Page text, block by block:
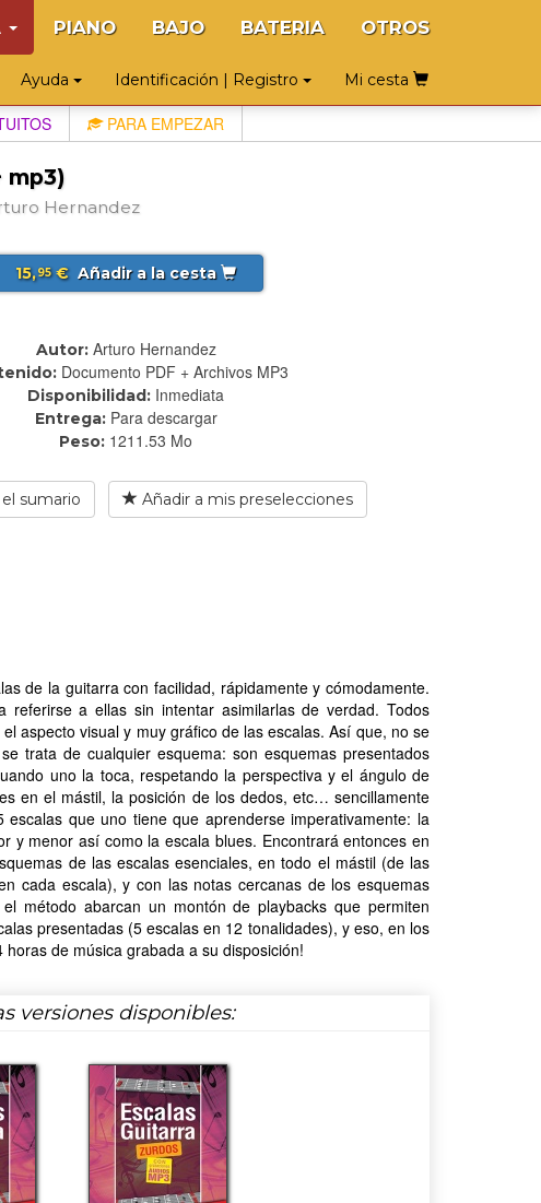
PIANO BAJO BATERIA OTROS
Ayuda Identificación | Registro Mi cesta
PARA EMPEZAR
mp3)
Hernandez
15,95€ Añadir a la cesta
Autor: Arturo Hernandez
Documento PDF + Archivos MP3
Disponibilidad: Inmediata
Entrega: Para descargar
Peso: 1211.53 Mo
sumario Añadir a mis preselecciones
de la guitarra con facilidad, rápidamente y cómodamente.
referirse a ellas sin intentar asimilarlas de verdad. Todos
aspecto visual y muy gráfico de las escalas. Así que, no se
trata de cualquier esquema: son esquemas presentados
uno la toca, respetando la perspectiva y el ángulo de
en el mástil, la posición de los dedos, etc… sencillamente
que uno tiene que aprenderse imperativamente: la
y menor así como la escala blues. Encontrará entonces en
de las escalas esenciales, en todo el mástil (de las
cada escala), y con las notas cercanas de los esquemas
método abarcan un montón de playbacks que permiten
presentadas (5 escalas en 12 tonalidades), y eso, en los
de música grabada a su disposición!
versiones disponibles: